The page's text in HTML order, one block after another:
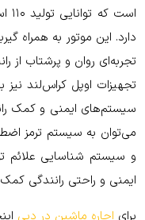
تجربه‌ای روان و پرشتاب از
تجهیزات اوپل کراس‌لند
سیستم‌های ایمنی و کمک
می‌توان به سیستم ترمز
و سیستم شناسایی علائم
ایمنی و راحتی رانندگی
برای اجاره ماشین در دبی